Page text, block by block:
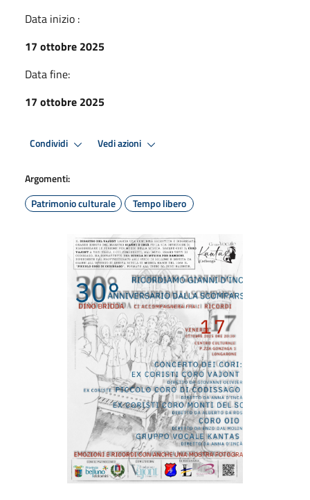
Data inizio :
17 ottobre 2025
Data fine:
17 ottobre 2025
Condividi Vedi azioni
Argomenti:
Patrimonio culturale
Tempo libero